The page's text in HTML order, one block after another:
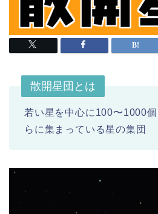
散開星団とは
若い星を中心に100〜1000
らに集まっている星の集団